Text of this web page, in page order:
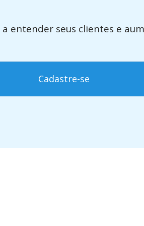
a entender seus clientes e
Cadastre-se